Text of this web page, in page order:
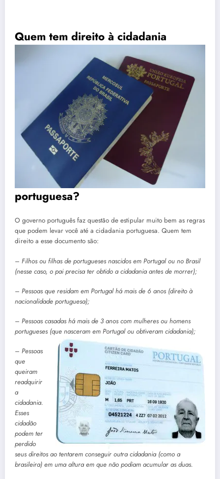
Quem tem direito à cidadania
portuguesa?
O governo português faz questão de estipular muito bem as regras
que podem levar você até a cidadania portuguesa. Quem tem
direito a esse documento são:
– Filhos ou filhas de portugueses nascidos em Portugal ou no Brasil
(nesse caso, o pai precisa ter obtido a cidadania antes de morrer);
– Pessoas que residam em Portugal há mais de 6 anos (direito à
nacionalidade portuguesa);
– Pessoas casadas há mais de 3 anos com mulheres ou homens
portugueses (que nasceram em Portugal ou obtiveram cidadania);
– Pessoas
que
queiram
readquirir
a
cidadania.
Esses
cidadão
podem ter
perdido
seus direitos ao tentarem conseguir outra cidadania (como a
brasileira) em uma altura em que não podiam acumular as duas.